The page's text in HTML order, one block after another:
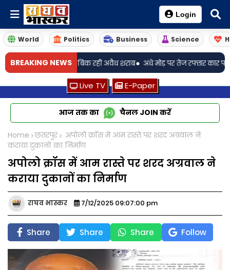
Login
World Politics Business Science
BREAKING NEWS
गांव-गांव बिक रही अवैध शराब• अंधे मोड़ पर तेज रफ्तार कार पलटी: ससुर-
Live TV E-Paper
आज तक का चैनल JOIN करें
Home छतरपुर
अपोलो क्रॉस में आम रास्ते पर शरद अग्रवाल ने
कराया दुकानों का निर्माण
अपोलो क्रॉस में आम रास्ते पर शरद अग्रवाल ने
कराया दुकानों का निर्माण
राघव भास्कर 7/12/2025 09:07:00 pm
Share Share Share Follow